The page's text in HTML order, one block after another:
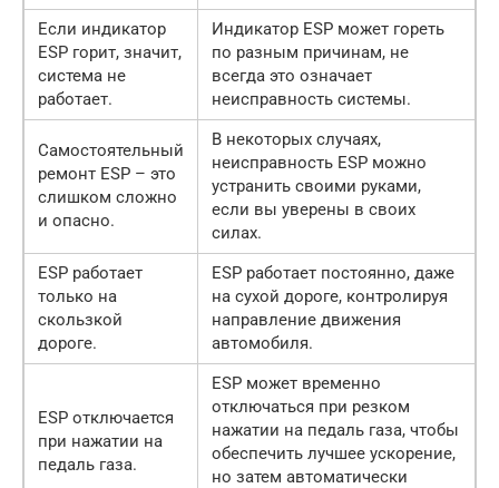
Если индикатор
ESP горит, значит,
система не
работает.
Индикатор ESP может гореть
по разным причинам, не
всегда это означает
неисправность системы.
Самостоятельный
ремонт ESP – это
слишком сложно
и опасно.
В некоторых случаях,
неисправность ESP можно
устранить своими руками,
если вы уверены в своих
силах.
ESP работает
только на
скользкой
дороге.
ESP работает постоянно, даже
на сухой дороге, контролируя
направление движения
автомобиля.
ESP отключается
при нажатии на
педаль газа.
ESP может временно
отключаться при резком
нажатии на педаль газа, чтобы
обеспечить лучшее ускорение,
но затем автоматически